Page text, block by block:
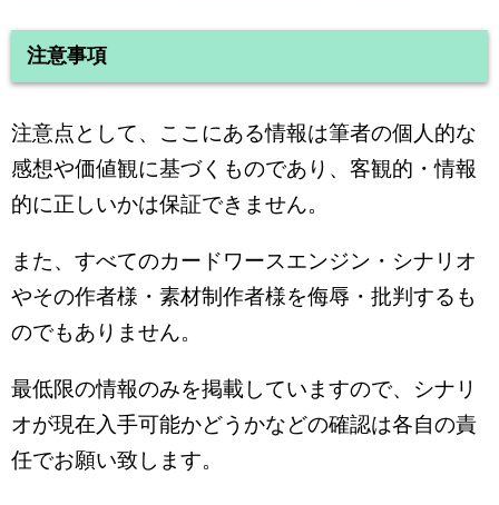
注意事項
注意点として、ここにある情報は筆者の個人的な
感想や価値観に基づくものであり、客観的・情報
的に正しいかは保証できません。
また、すべてのカードワースエンジン・シナリオ
やその作者様・素材制作者様を侮辱・批判するも
のでもありません。
最低限の情報のみを掲載していますので、シナリ
オが現在入手可能かどうかなどの確認は各自の責
任でお願い致します。